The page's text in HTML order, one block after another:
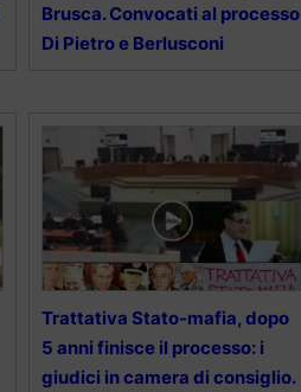
Brusca. Convocati al processo
Di Pietro e Berlusconi
Trattativa Stato-mafia, dopo
5 anni finisce il processo: i
giudici in camera di consiglio.